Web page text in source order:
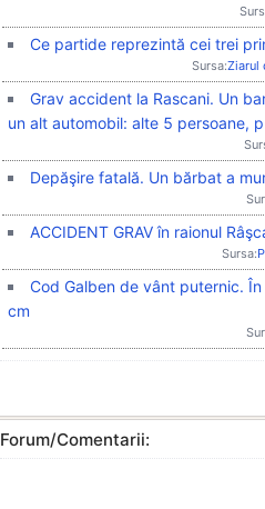
Ce partide reprezintă cei trei
Sursa:Ziarul
Grav accident la Rascani. Un
un alt automobil: alte 5 persoane,
Depăşire fatală. Un bărbat a
ACCIDENT GRAV în raionul
Sursa:
Cod Galben de vânt puternic.
cm
Forum/Comentarii: